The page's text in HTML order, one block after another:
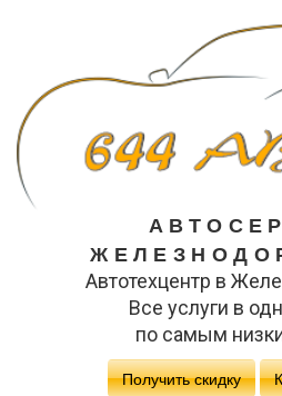
Автотехцентр в
Все услуги в
по самым
Получить скидку